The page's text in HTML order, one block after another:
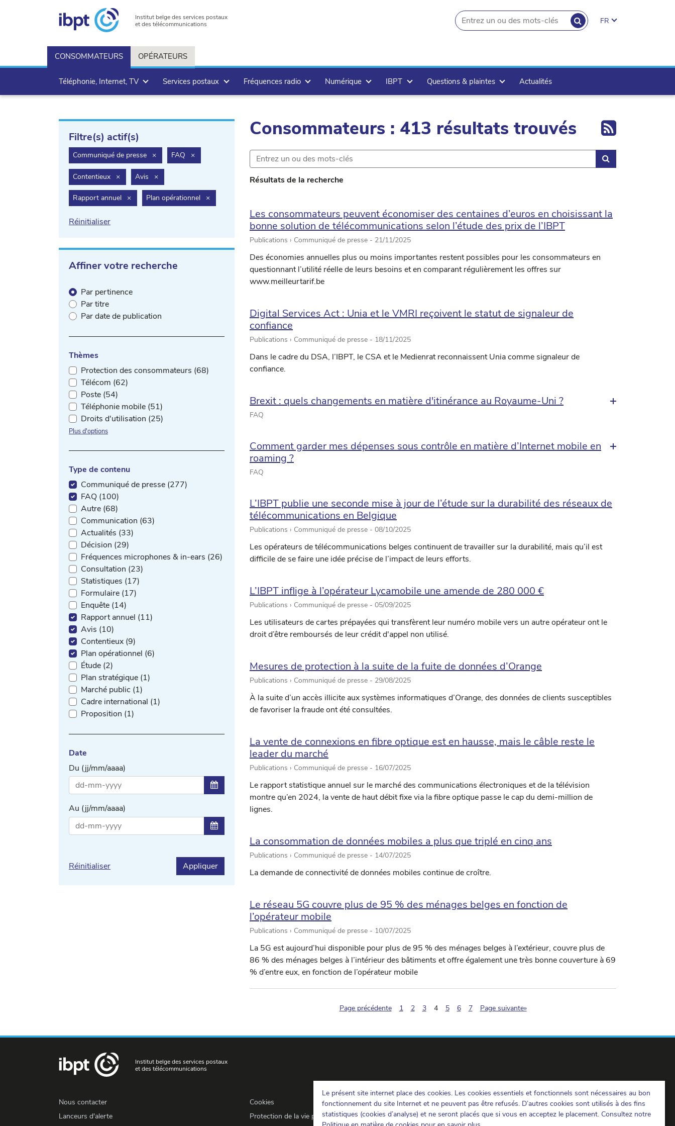
Le présent site internet place des cookies. Les cookies essentiels et fonctionnels sont nécessaires au bon
fonctionnement du site Internet et ne peuvent pas être refusés. D’autres cookies sont utilisés à des fins
statistiques (cookies d’analyse) et ne seront placés que si vous en acceptez le placement. Consultez notre
Institut belge des services postaux
et des télécommunications
RECHERCHER
search.button
FR
CONSOMMATEURS OPÉRATEURS
Téléphonie, Internet, TV Services postaux Fréquences radio Numérique IBPT Questions & plaintes Actualités
Filtre(s) actif(s)
Communiqué de presse ×filter.delete
FAQ ×filter.delete
Contentieux ×filter.delete
Avis ×filter.delete
Rapport annuel ×filter.deletePlan opérationnel ×filter.delete
Réinitialiser
Affiner votre recherche
Par pertinence
Par titre
Par date de publication
Thèmes
Protection des consommateurs (68)
Télécom (62)
Poste (54)
Téléphonie mobile (51)
Droits d'utilisation (25)
Plus d'options
Type de contenu
Communiqué de presse (277)
FAQ (100)
Autre (68)
Communication (63)
Actualités (33)
Décision (29)
Fréquences microphones & in-ears (26)
Consultation (23)
Statistiques (17)
Formulaire (17)
Enquête (14)
Rapport annuel (11)
Avis (10)
Contentieux (9)
Plan opérationnel (6)
Étude (2)
Plan stratégique (1)
Marché public (1)
Cadre international (1)
Proposition (1)
Date
Du (jj/mm/aaaa)
Sélectionner une date ...
Au (jj/mm/aaaa)
Sélectionner une date ...
Réinitialiser Appliquer
Consommateurs : 413 résultats trouvés Export
Résultats de la recherche
Les consommateurs peuvent économiser des centaines d’euros en choisissant la
bonne solution de télécommunications selon l’étude des prix de l’IBPT
Publications › Communiqué de presse - 21/11/2025
Des économies annuelles plus ou moins importantes restent possibles pour les consommateurs en
questionnant l’utilité réelle de leurs besoins et en comparant régulièrement les offres sur
www.meilleurtarif.be
Digital Services Act : Unia et le VMRI reçoivent le statut de signaleur de
confiance
Publications › Communiqué de presse - 18/11/2025
Dans le cadre du DSA, l’IBPT, le CSA et le Medienrat reconnaissent Unia comme signaleur de
confiance.
Brexit : quels changements en matière d'itinérance au Royaume-Uni ?
FAQ
Comment garder mes dépenses sous contrôle en matière d’Internet mobile en
roaming ?
FAQ
L’IBPT publie une seconde mise à jour de l’étude sur la durabilité des réseaux de
télécommunications en Belgique
Publications › Communiqué de presse - 08/10/2025
Les opérateurs de télécommunications belges continuent de travailler sur la durabilité, mais qu’il est
difficile de se faire une idée précise de l’impact de leurs efforts.
L’IBPT inflige à l’opérateur Lycamobile une amende de 280 000 €
Publications › Communiqué de presse - 05/09/2025
Les utilisateurs de cartes prépayées qui transfèrent leur numéro mobile vers un autre opérateur ont le
droit d’être remboursés de leur crédit d'appel non utilisé.
Mesures de protection à la suite de la fuite de données d’Orange
Publications › Communiqué de presse - 29/08/2025
À la suite d’un accès illicite aux systèmes informatiques d’Orange, des données de clients susceptibles
de favoriser la fraude ont été consultées.
La vente de connexions en fibre optique est en hausse, mais le câble reste le
leader du marché
Publications › Communiqué de presse - 16/07/2025
Le rapport statistique annuel sur le marché des communications électroniques et de la télévision
montre qu’en 2024, la vente de haut débit fixe via la fibre optique passe le cap du demi-million de
lignes.
La consommation de données mobiles a plus que triplé en cinq ans
Publications › Communiqué de presse - 14/07/2025
La demande de connectivité de données mobiles continue de croître.
Le réseau 5G couvre plus de 95 % des ménages belges en fonction de
l’opérateur mobile
Publications › Communiqué de presse - 10/07/2025
La 5G est aujourd’hui disponible pour plus de 95 % des ménages belges à l’extérieur, couvre plus de
86 % des ménages belges à l’intérieur des bâtiments et offre également une très bonne couverture à 69
% d’entre eux, en fonction de l’opérateur mobile
Page précédente 1 2 3 4(pagination.current)
5 6 7 Page suivante»
Institut belge des services postaux
et des télécommunications
Nous contacter
Lanceurs d'alerte
Cookies
Protection de la vie privée
IBPT sur LinkedIn
IBPT sur Facebook
IBPT sur Youtube